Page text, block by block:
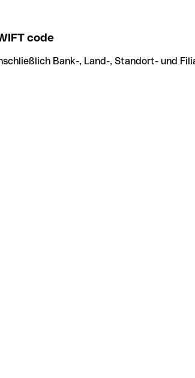
code
Bank-, Land-, Standort- und